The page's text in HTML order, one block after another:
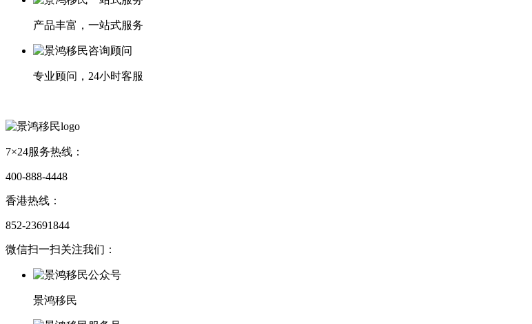
产品丰富，一站式服务
专业顾问，24小时客服
7×24服务热线：
400-888-4448
香港热线：
852-23691844
微信扫一扫关注我们：
景鸿移民